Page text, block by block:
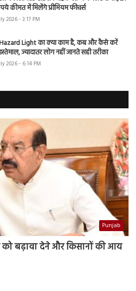
कीमत में मिलेंगे प्रीमियम फीचर्स
2026 - 3:17 PM
Hazard Light का क्या काम है, कब और कैसे करें
ज्यादातर लोग नहीं जानते सही तरीका
2026 - 6:14 PM
Punjab
को बढ़ावा देने और किसानों की आय